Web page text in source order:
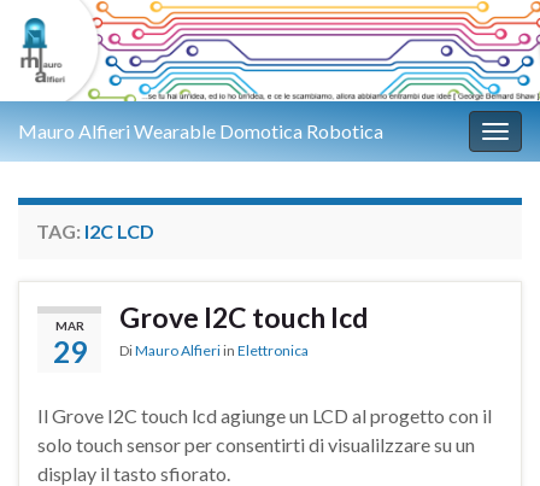
Mauro Alfieri Wearable Domotica Robotica
TAG: I2C LCD
MAR
29
Grove I2C touch lcd
DiMauro Alfieri in Elettronica
Il Grove I2C touch lcd agiunge un LCD al progetto con il
solo touch sensor per consentirti di visualilzzare su un
display il tasto sfiorato.